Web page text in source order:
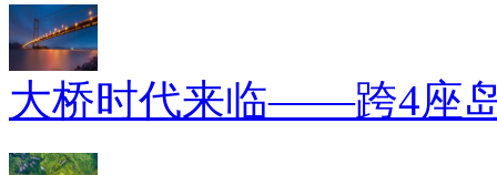
大桥时代来临——跨4座